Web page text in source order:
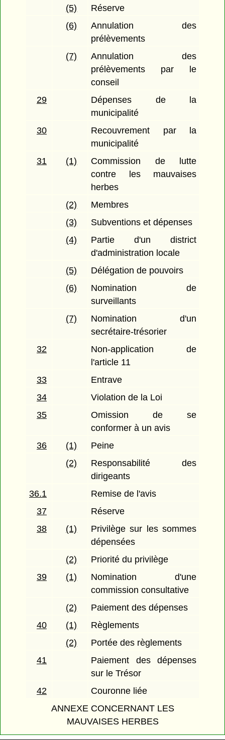
(5)
Réserve
(6)
Annulation des
prélèvements
(7)
Annulation des
prélèvements par le
conseil
29
Dépenses de la
municipalité
30
Recouvrement par la
municipalité
31
(1)
Commission de lutte
contre les mauvaises
herbes
(2)
Membres
(3)
Subventions et dépenses
(4)
Partie d'un district
d'administration locale
(5)
Délégation de pouvoirs
(6)
Nomination de
surveillants
(7)
Nomination d'un
secrétaire-trésorier
32
Non-application de
l'article 11
33
Entrave
34
Violation de la Loi
35
Omission de se
conformer à un avis
36
(1)
Peine
(2)
Responsabilité des
dirigeants
36.1
Remise de l'avis
37
Réserve
38
(1)
Privilège sur les sommes
dépensées
(2)
Priorité du privilège
39
(1)
Nomination d'une
commission consultative
(2)
Paiement des dépenses
40
(1)
Règlements
(2)
Portée des règlements
41
Paiement des dépenses
sur le Trésor
42
Couronne liée
ANNEXE CONCERNANT LES
MAUVAISES HERBES